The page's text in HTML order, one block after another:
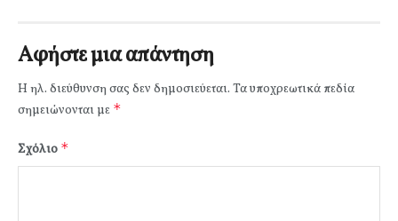
Αφήστε μια απάντηση
Η ηλ. διεύθυνση σας δεν δημοσιεύεται. Τα υποχρεωτικά πεδία
σημειώνονται με *
Σχόλιο *